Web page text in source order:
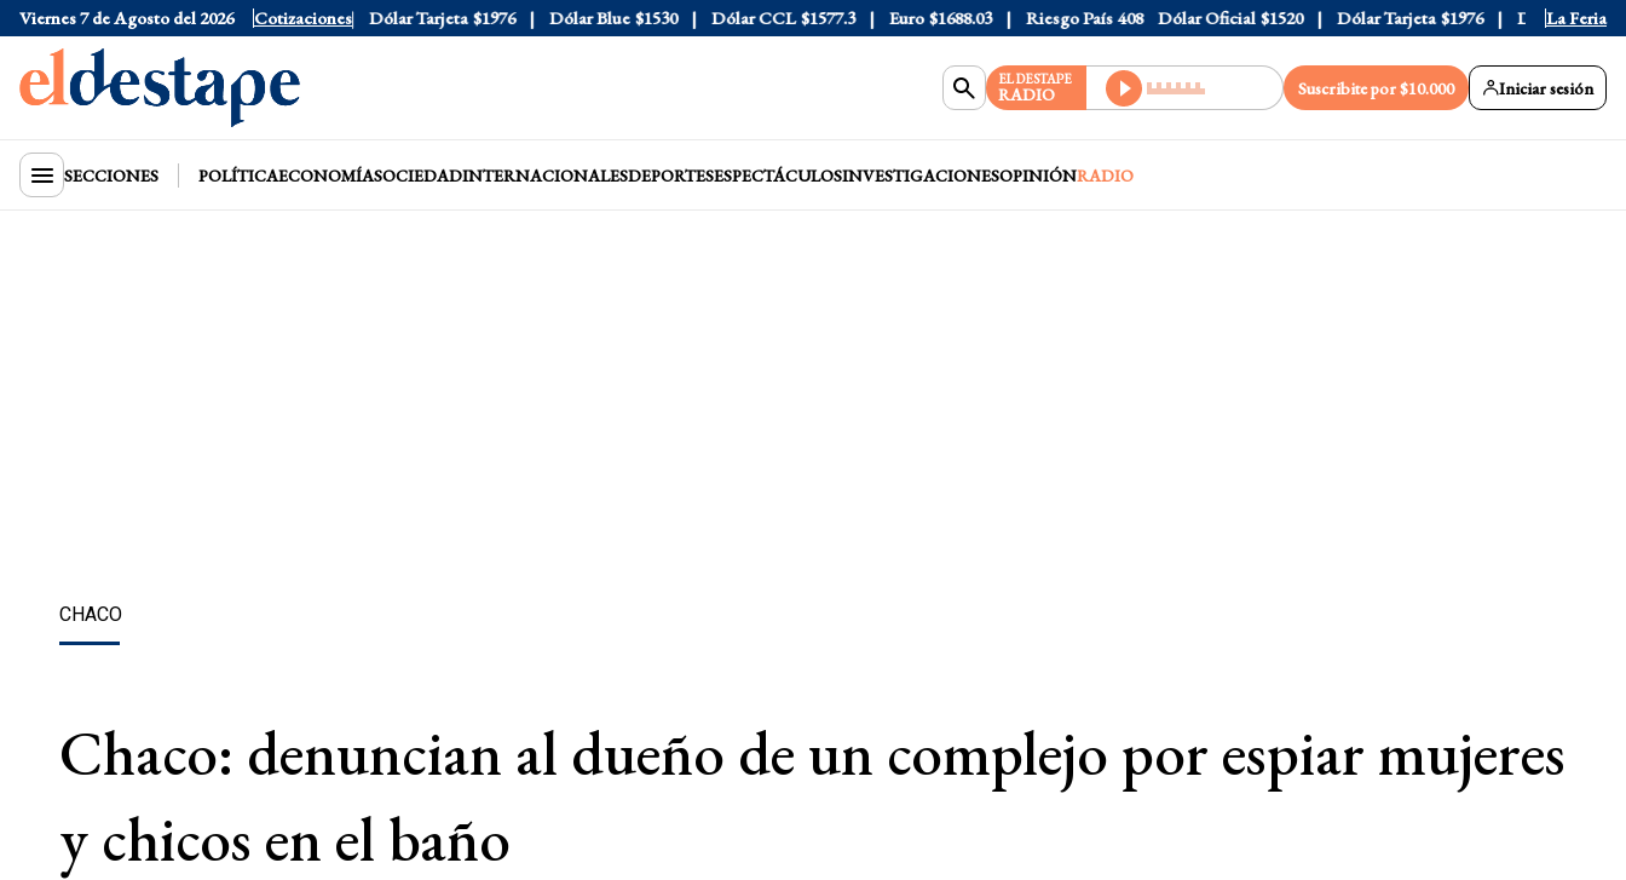
Viernes 7 de Agosto del 2026 Cotizaciones
Dólar Oficial $1520 Dólar Tarjeta $1976 Dólar Blue $1530 Dólar CCL $1577.3 Euro $1688.03 Riesgo País 408 Dólar Oficial $1520 Dólar Tarjeta $1976 Dólar Blue $1530
La Feria
EL DESTAPE
RADIO Suscribite por $10.000 Iniciar sesión
SECCIONES POLÍTICAECONOMÍASOCIEDADINTERNACIONALESDEPORTESESPECTÁCULOSINVESTIGACIONESOPINIÓNRADIO
CHACO
Chaco: denuncian al dueño de un complejo por espiar mujeres
y chicos en el baño